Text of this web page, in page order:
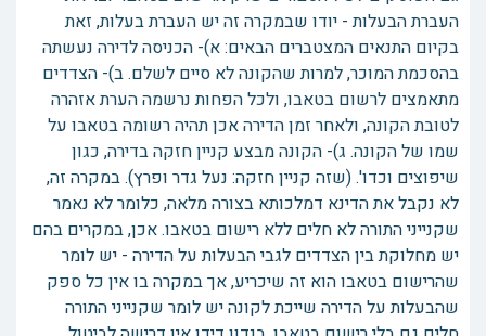
העברת הבעלות - יודו שבמקרה זה יש העברת בעלות, זאת
בקיום התנאים המצטברים הבאים: א)- הכניסה לדירה נעשתה
בהסכמת המוכר, למרות שהקונה לא סיים לשלם. ב)- הצדדים
מתאמצים לרשום בטאבו, ולכל הפחות נרשמה הערת אזהרה
לטובת הקונה, ולאחר זמן הדירה אכן תהיה רשומה בטאבו על
שמו של הקונה. ג)- הקונה מבצע קניין חזקה בדירה, כגון
שיפוצים וכדו'. (שזה קניין חזקה: נעל גדר ופרץ). במקרה זה,
לא נקבל את הדינא דמלכותא בצורה מלאה, כלומר לא נאמר
שקנייני התורה לא חלים ללא רישום בטאבו. אכן, במקרים בהם
יש מחלוקת בין הצדדים לגבי הבעלות על הדירה - יש לומר
שהרישום בטאבו הוא זה שיכריע, אך במקרה בו אין כל ספק
שהבעלות על הדירה שייכת לקונה יש לומר שקנייני התורה